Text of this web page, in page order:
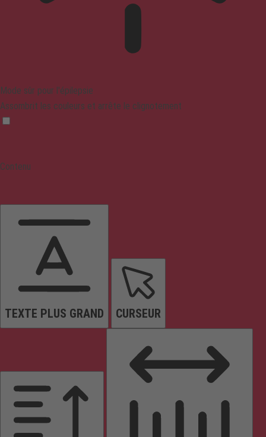
Mode sûr pour l'épilepsie
Assombrit les couleurs et arrête le clignotement
Contenu
TEXTE PLUS GRAND CURSEUR